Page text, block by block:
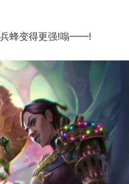
蜂变得更强!嗡——!